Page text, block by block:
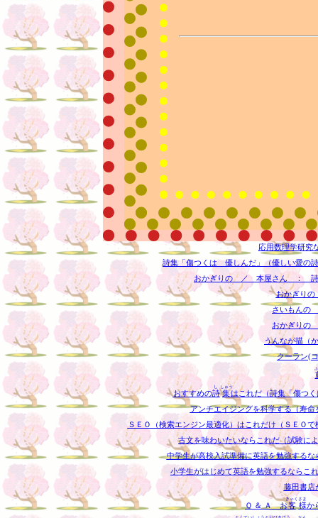
応用数理学研究
詩集「傷つくは 優しんだ」（優しい愛
おかぎりの ／ 本屋さん ： 詩
おかぎり
さいもんの
おかぎりの
うんなが描
クーラン(
おすすめの詩
し
集
しゅう
はこれだ（詩集「傷つ
アンチエイジングを科学する（寿
ＳＥＯ（検索エンジン最適化）はこれだけ（ＳＥＯ
古文を味わいたいならこれだ（試験に
中学生が高校入試準備に英語を勉強する
小学生がはじめて英語を勉強するならこ
藤田書店
Ｑ ＆ Ａ お客
きゃく
様
さま
か
とく ていしょう とりひきほう かん